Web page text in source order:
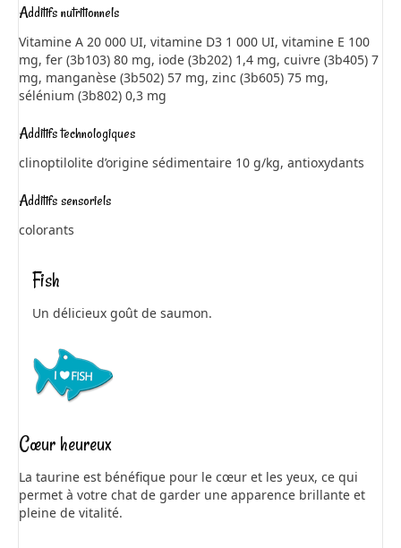
Additifs nutritionnels
Vitamine A 20 000 UI, vitamine D3 1 000 UI, vitamine E 100
mg, fer (3b103) 80 mg, iode (3b202) 1,4 mg, cuivre (3b405) 7
mg, manganèse (3b502) 57 mg, zinc (3b605) 75 mg,
sélénium (3b802) 0,3 mg
Additifs technologiques
clinoptilolite d’origine sédimentaire 10 g/kg, antioxydants
Additifs sensoriels
colorants
Fish
Un délicieux goût de saumon.
Cœur heureux
La taurine est bénéfique pour le cœur et les yeux, ce qui
permet à votre chat de garder une apparence brillante et
pleine de vitalité.